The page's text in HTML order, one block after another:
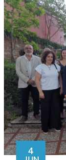
4